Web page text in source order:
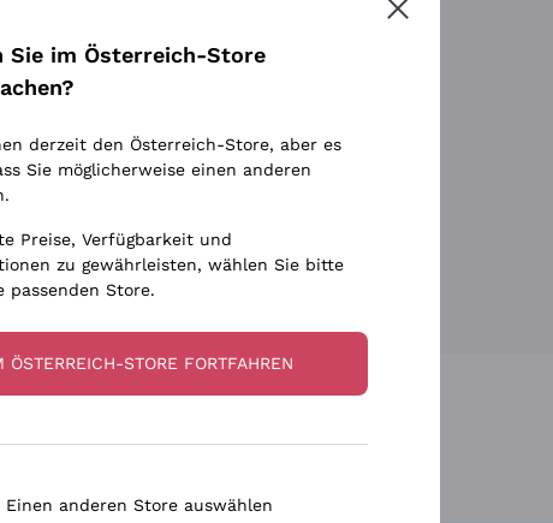
Occhipinti Arianna
Biondi Santi
Argiolas
Zenato
Ca' dei Frati
Chardonnay
finden Sie in unseremDatenschutz-Bestimmungen
Sie im Österreich-Store
derzeit den Österreich-Store, aber es
Sie möglicherweise einen anderen
Preise, Verfügbarkeit und
zu gewährleisten, wählen Sie bitte
passenden Store.
ÖSTERREICH-STORE FORTFAHREN
Einen anderen Store auswählen